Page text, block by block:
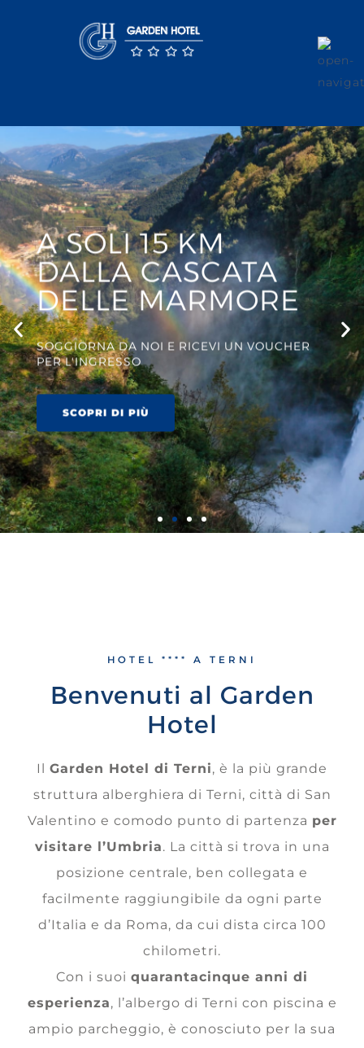
A SOLI 15 KM
DALLA CASCATA
DELLE MARMORE
SOGGIORNA DA NOI E RICEVI UN VOUCHER
PER L'INGRESSO
SCOPRI DI PIÙ
HOTEL **** A TERNI
Benvenuti al Garden
Hotel
Il Garden Hotel di Terni, è la più grande
struttura alberghiera di Terni, città di San
Valentino e comodo punto di partenza per
visitare l’Umbria. La città si trova in una
posizione centrale, ben collegata e
facilmente raggiungibile da ogni parte
d’Italia e da Roma, da cui dista circa 100
chilometri.
Con i suoi quarantacinque anni di
esperienza, l’albergo di Terni con piscina e
ampio parcheggio, è conosciuto per la sua